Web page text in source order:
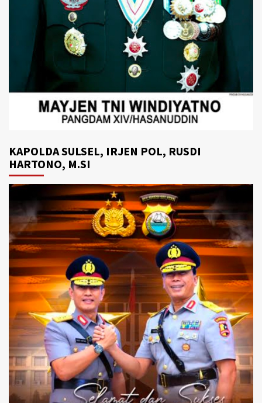
KAPOLDA SULSEL, IRJEN POL, RUSDI
HARTONO, M.SI